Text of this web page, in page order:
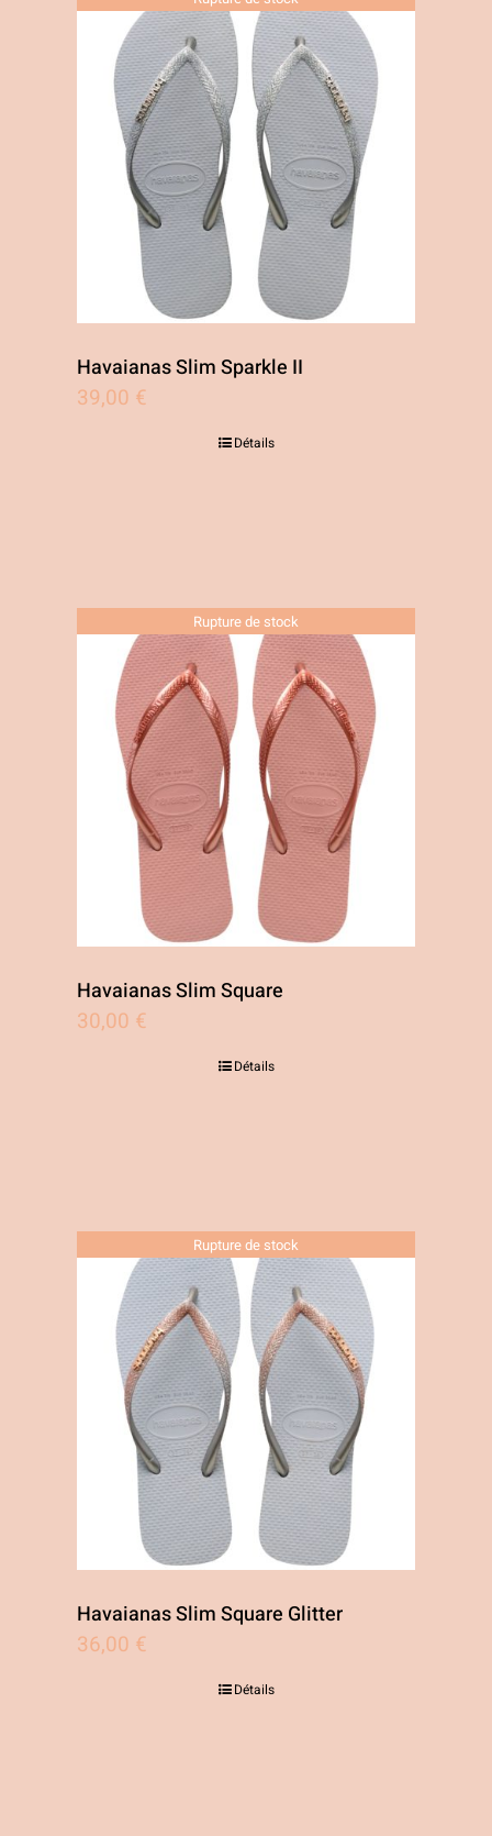
Les
options
peuvent
être
choisies
sur
la
page
du
produit
Havaianas Slim Sparkle II
39,00 €
Détails
Rupture de stock
Havaianas Slim Square
30,00 €
Détails
Rupture de stock
Havaianas Slim Square Glitter
36,00 €
Détails